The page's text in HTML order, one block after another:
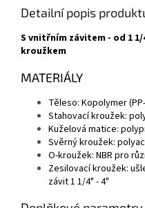
Detailní popis
S vnitřním závitem - od 1
kroužkem
MATERIÁLY
Těleso: Kopolymer
Stahovací kroužek:
Kuželová matice:
Svěrný kroužek:
O-kroužek: NBR pro
Zesilovací kroužek:
závit 1 1/4" - 4"